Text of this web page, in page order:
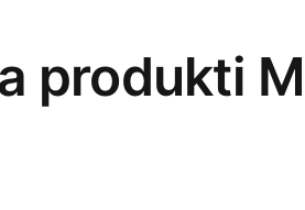
produkti